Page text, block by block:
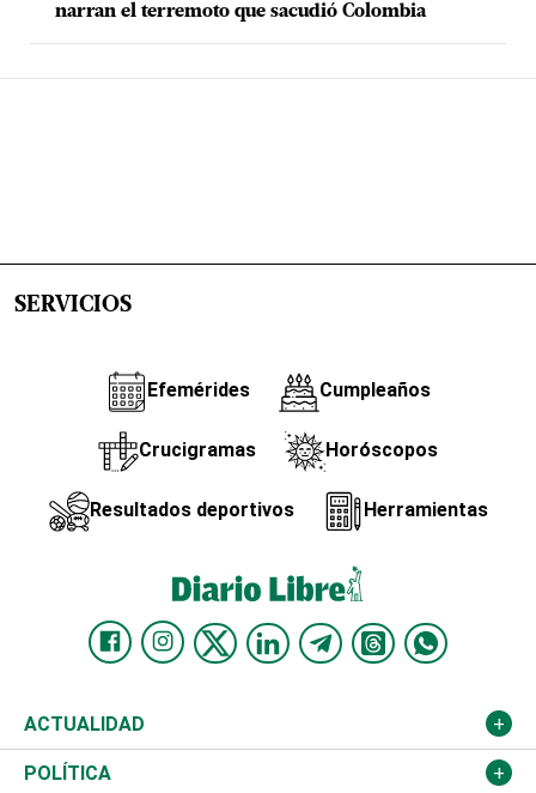
narran el terremoto que sacudió Colombia
SERVICIOS
Efemérides Cumpleaños
Crucigramas Horóscopos
Resultados deportivos Herramientas
ACTUALIDAD
Nacional
POLÍTICA